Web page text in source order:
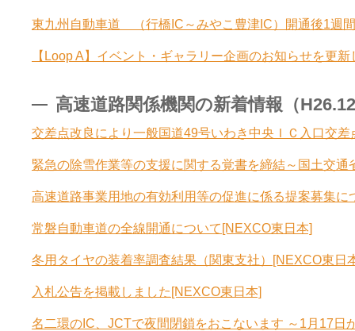
東九州自動車道 （行橋IC～みやこ豊津IC）開通後1週
【Loop A】イベント・ギャラリー企画のお知らせを更
高速道路関係機関の新着情報（
交差点改良により一般国道49号いわき中央ＩＣ入口交
緊急の除雪作業等の支援に関する覚書を締結～国土交
高速道路事業用地の有効利用等の促進に係る提案募集
常磐自動車道の全線開通について[NEXCO東日本]
冬用タイヤの装着率調査結果（関東支社）[NEXCO東日
入札公告を掲載しました[NEXCO東日本]
名二環のIC、JCTで夜間閉鎖をおこないます ～1月17